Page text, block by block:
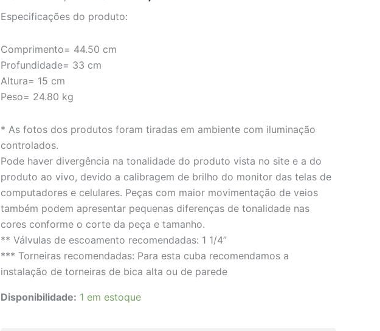
Especificações do produto:
Comprimento= 44.50 cm
Profundidade= 33 cm
Altura= 15 cm
Peso= 24.80 kg
* As fotos dos produtos foram tiradas em ambiente com iluminação
controlados.
Pode haver divergência na tonalidade do produto vista no site e a do
produto ao vivo, devido a calibragem de brilho do monitor das telas de
computadores e celulares. Peças com maior movimentação de veios
também podem apresentar pequenas diferenças de tonalidade nas
cores conforme o corte da peça e tamanho.
** Válvulas de escoamento recomendadas: 1 1/4”
*** Torneiras recomendadas: Para esta cuba recomendamos a
instalação de torneiras de bica alta ou de parede
Disponibilidade: 1 em estoque
-
DE
RIO
quantidade